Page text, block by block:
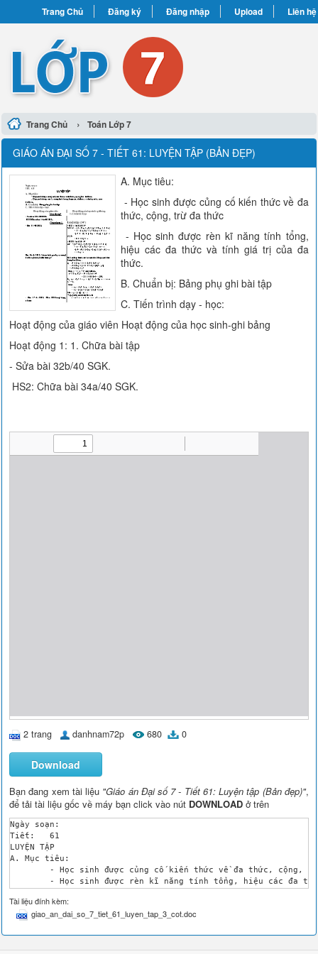
Trang Chủ Đăng ký Đăng nhập Upload Liên hệ
Trang Chủ › Toán Lớp 7
GIÁO ÁN ĐẠI SỐ 7 - TIẾT 61: LUYỆN TẬP (BẢN ĐẸP)
A. Mục tiêu:
- Học sinh được củng cố kiến thức về đa
thức, cộng, trừ đa thức
- Học sinh được rèn kĩ năng tính tổng,
hiệu các đa thức và tính giá trị của đa
thức.
B. Chuẩn bị: Bảng phụ ghi bài tập
C. Tiến trình dạy - học:
Hoạt động của giáo viên Hoạt động của học sinh-ghi bảng
Hoạt động 1: 1. Chữa bài tập
- Sửa bài 32b/40 SGK.
HS2: Chữa bài 34a/40 SGK.
2 trang danhnam72p 680 0
Download
Bạn đang xem tài liệu "Giáo án Đại số 7 - Tiết 61: Luyện tập (Bản đẹp)",
để tải tài liệu gốc về máy bạn click vào nút DOWNLOAD ở trên
Ngày soạn:
Tiết: 	61
LUYỆN TẬP
A. Mục tiêu:
B. Chuẩn bị: Bảng phụ ghi bài tập
C. Tiến trình dạy - học:
Hoạt động của giáo viên
Hoạt động 1: 1. Chữa bài tập
- Sửa bài 32b/40 SGK.
Tài liệu đính kèm:
giao_an_dai_so_7_tiet_61_luyen_tap_3_cot.doc